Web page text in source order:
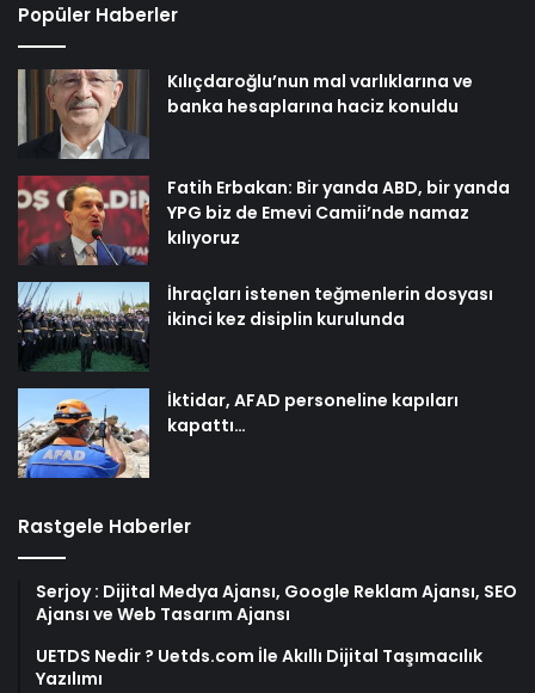
Popüler Haberler
Kılıçdaroğlu’nun mal varlıklarına ve
banka hesaplarına haciz konuldu
Fatih Erbakan: Bir yanda ABD, bir yanda
YPG biz de Emevi Camii’nde namaz
kılıyoruz
İhraçları istenen teğmenlerin dosyası
ikinci kez disiplin kurulunda
İktidar, AFAD personeline kapıları
kapattı…
Rastgele Haberler
Serjoy : Dijital Medya Ajansı, Google Reklam Ajansı, SEO
Ajansı ve Web Tasarım Ajansı
UETDS Nedir ? Uetds.com İle Akıllı Dijital Taşımacılık
Yazılımı